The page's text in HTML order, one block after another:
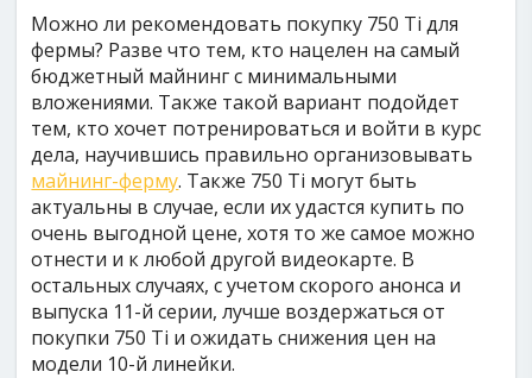
Можно ли рекомендовать покупку 750 Ti для
фермы? Разве что тем, кто нацелен на самый
бюджетный майнинг с минимальными
вложениями. Также такой вариант подойдет
тем, кто хочет потренироваться и войти в курс
дела, научившись правильно организовывать
майнинг-ферму. Также 750 Ti могут быть
актуальны в случае, если их удастся купить по
очень выгодной цене, хотя то же самое можно
отнести и к любой другой видеокарте. В
остальных случаях, с учетом скорого анонса и
выпуска 11-й серии, лучше воздержаться от
покупки 750 Ti и ожидать снижения цен на
модели 10-й линейки.